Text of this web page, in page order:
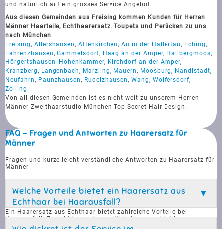
und natürlich auf ein grosses Service Angebot.
Aus diesen Gemeinden aus Freising kommen Kunden für Herren
Männer Haarteile, Echthaarersatz, Toupets und Perücken zu uns
nach München:
Freising,Allershausen,Attenkirchen,Au in der Hallertau, Eching,
Fahrenzhausen,Gammelsdorf, Haag an der Amper, Hallbergmoos,
Hörgertshausen, Hohenkammer, Kirchdorf an der Amper,
Kranzberg, Langenbach, Marzling, Mauern, Moosburg, Nandlstadt,
Neufahrn, Paunzhausen, Rudelzhausen,Wang,Wolfersdorf,
Zolling .
Von all diesen Gemeinden ist es nicht weit zu unserem Herren
Männer Zweithaarstudio München Top Secret Hair Design.
FAQ - Fragen und Antworten zu Haarersatz für
Männer
Fragen und kurze leicht verständliche Antworten zu Haarersatz für
Männer
Welche Vorteile bietet ein Haarersatz aus
Echthaar bei Haarausfall?
Ein Haarersatz aus Echthaar bietet zahlreiche Vorteile bei
Haarausfall. Er sieht besonders natürlich aus und ist kaum von
eigenem Haar zu unterscheiden. Echthaar kann gestylt, gefärbt